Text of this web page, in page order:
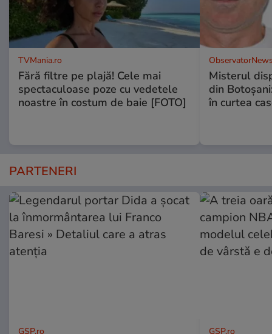
TVMania.ro
Fără filtre pe plajă! Cele mai
spectaculoase poze cu vedetele
noastre în costum de baie [FOTO]
Misterul
din
în curtea
PARTENERI
GSP.ro GSP.ro